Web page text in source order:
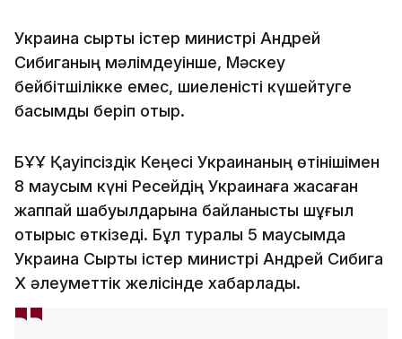
Украина сыртқы істер министрі Андрей
Сибиганың мәлімдеуінше, Мәскеу
бейбітшілікке емес, шиеленісті күшейтуге
басымдық беріп отыр.
БҰҰ Қауіпсіздік Кеңесі Украинаның өтінішімен
8 маусым күні Ресейдің Украинаға жасаған
жаппай шабуылдарына байланысты шұғыл
отырыс өткізеді. Бұл туралы 5 маусымда
Украина Сыртқы істер министрі Андрей Сибига
X әлеуметтік желісінде хабарлады.